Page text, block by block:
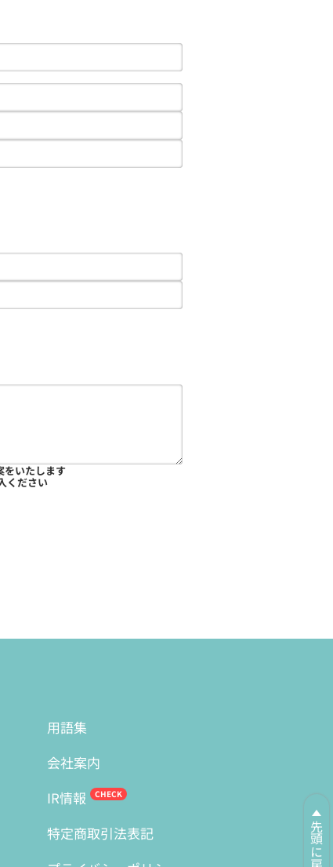
をいたします
ください
先頭に戻る
用語集
会社案内
IR情報
特定商取引法表記